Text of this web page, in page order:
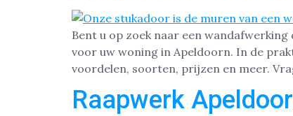
Bent u op zoek naar een
voor uw woning in Apeldoorn. In de
voordelen, soorten, prijzen en meer.
Raapwerk